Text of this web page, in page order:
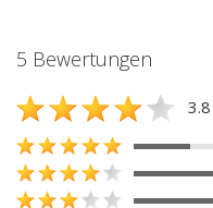
5 Bewertungen
3.8